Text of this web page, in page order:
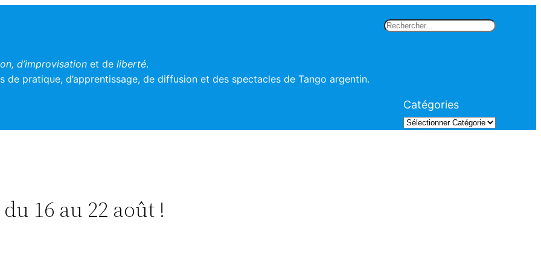
Rechercher
d’improvisation et deliberté.
de pratique, d’apprentissage, de diffusion et des spectacles de Tango argentin.
Catégories
16 au 22 août !